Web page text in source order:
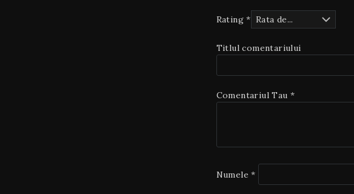
Rating*
Titlul comentariului
Comentariul Tau *
Numele*